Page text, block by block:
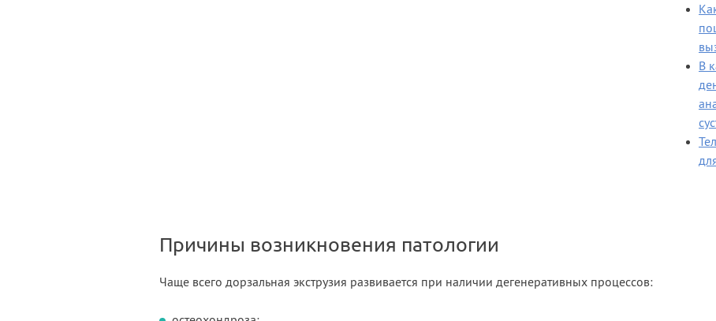
Причины возникновения патологии
Чаще всего дорзальная экструзия развивается при наличии дегенеративных процессов:
В